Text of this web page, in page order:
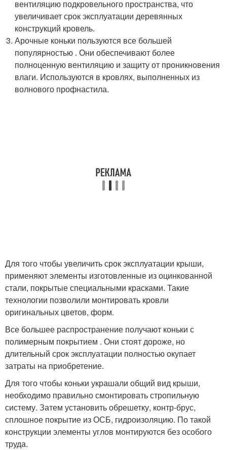
вентиляцию подкровельного пространства, что
увеличивает срок эксплуатации деревянных
конструкций кровель.
Арочные коньки пользуются все большей
популярностью . Они обеспечивают более
полноценную вентиляцию и защиту от проникновения
влаги. Используются в кровлях, выполненных из
волнового профнастила.
Для того чтобы увеличить срок эксплуатации крыши,
применяют элементы изготовленные из оцинкованной
стали, покрытые специальными красками. Такие
технологии позволили монтировать кровли
оригинальных цветов, форм.
Все большее распространение получают коньки с
полимерным покрытием . Они стоят дороже, но
длительный срок эксплуатации полностью окупает
затраты на приобретение.
Для того чтобы коньки украшали общий вид крыши,
необходимо правильно смонтировать стропильную
систему. Затем установить обрешетку, контр-брус,
сплошное покрытие из ОСБ, гидроизоляцию. По такой
конструкции элементы углов монтируются без особого
труда.